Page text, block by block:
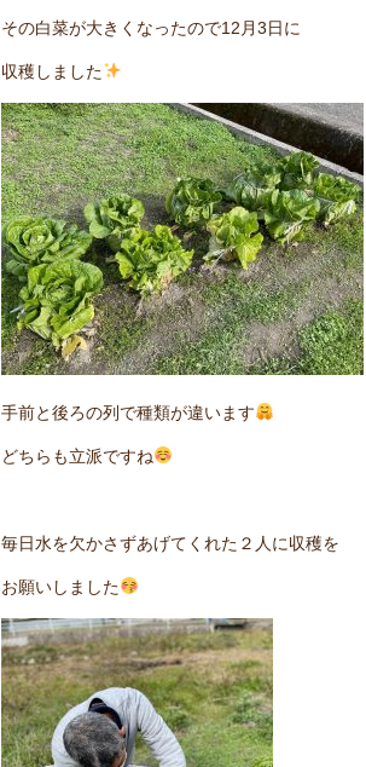
その白菜が大きくなったので12月3日に
収穫しました‍
手前と後ろの列で種類が違います
どちらも立派ですね
毎日水を欠かさずあげてくれた２人に収穫を
お願いしました